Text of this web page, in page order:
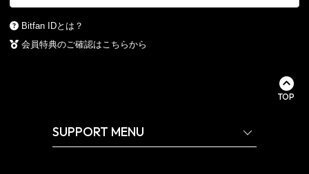
Bitfan IDとは？
会員特典のご確認はこちらから
TOP
SUPPORT MENU